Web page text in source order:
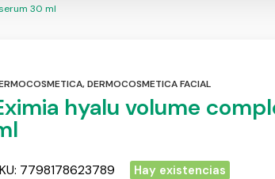
30 ml
,DERMOCOSMETICA FACIAL
hyalu volume
7798178623789 Hay existencias